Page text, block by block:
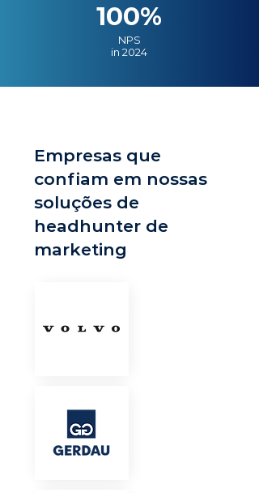
100%
NPS
in 2024
Empresas que
confiam em nossas
soluções de
headhunter de
marketing